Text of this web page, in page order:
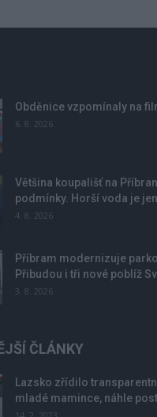
Obděnice vzpomínaly na
6. 8. 2026
Většina koupališť na
podmínky. Horší voda je
4. 8. 2026
Příbram modernizuje
Přibudou i tři nové poblíž
3. 8. 2026
ČLÁNKY
Lazsko zřídilo
mladé mamince, náhle